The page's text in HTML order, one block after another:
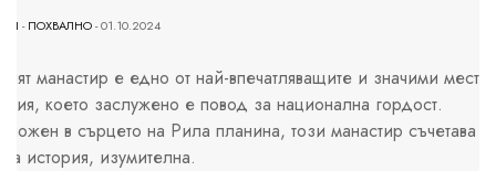
-ПОХВАЛНО- 01.10.2024
манастир е едно от най-впечатляващите и значими места
което заслужено е повод за национална гордост.
в сърцето на Рила планина, този манастир съчетава
история, изумителна.